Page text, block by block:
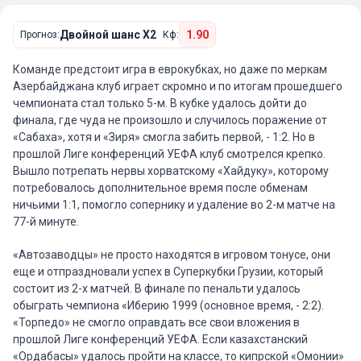
Прогноз:Двойной шанс X2 Кф: 1.90
Команде предстоит игра в еврокубках, но даже по меркам
Азербайджана клуб играет скромно и по итогам прошедшего
чемпионата стал только 5-м. В кубке удалось дойти до
финала, где чуда не произошло и случилось поражение от
«Сабаха», хотя и «Зиря» смогла забить первой, - 1:2. Но в
прошлой Лиге конференций УЕФА клуб смотрелся крепко.
Вышло потрепать нервы хорватскому «Хайдуку», которому
потребовалось дополнительное время после обменам
ничьими 1:1, помогло сопернику и удаление во 2-м матче на
77-й минуте.
«Автозаводцы» не просто находятся в игровом тонусе, они
еще и отпраздновали успех в Суперкубки Грузии, который
состоит из 2-х матчей. В финале по пенальти удалось
обыграть чемпиона «Иберию 1999 (основное время, - 2:2).
«Торпедо» не смогло оправдать все свои вложения в
прошлой Лиге конференций УЕФА. Если казахстанский
«Ордабасы» удалось пройти на классе, то кипрской «Омонии»